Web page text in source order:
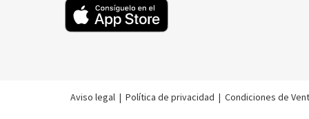
Aviso legal | Política de privacidad | Condiciones de